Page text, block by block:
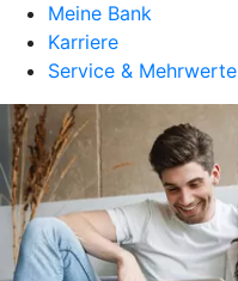
Meine Bank
Karriere
Service & Mehrwerte